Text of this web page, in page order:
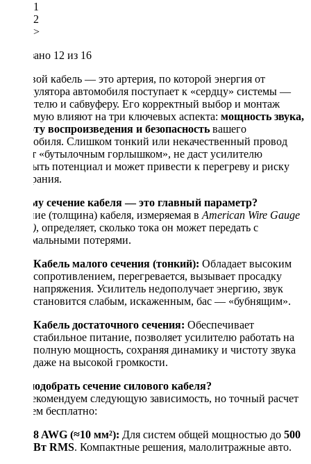
1
2
>
Показано 12 из 16
Силовой кабель — это артерия, по которой энергия от
аккумулятора автомобиля поступает к «сердцу» системы —
усилителю и сабвуферу. Его корректный выбор и монтаж
напрямую влияют на три ключевых аспекта: мощность звука,
чистоту воспроизведения и безопасность вашего
автомобиля. Слишком тонкий или некачественный провод
станет «бутылочным горлышком», не даст усилителю
раскрыть потенциал и может привести к перегреву и риску
возгорания.
Почему сечение кабеля — это главный параметр?
Сечение (толщина) кабеля, измеряемая в American Wire Gauge
(AWG), определяет, сколько тока он может передать с
минимальными потерями.
Кабель малого сечения (тонкий): Обладает высоким
сопротивлением, перегревается, вызывает просадку
напряжения. Усилитель недополучает энергию, звук
становится слабым, искаженным, бас — «бубнящим».
Кабель достаточного сечения: Обеспечивает
стабильное питание, позволяет усилителю работать на
полную мощность, сохраняя динамику и чистоту звука
даже на высокой громкости.
Как подобрать сечение силового кабеля?
Мы рекомендуем следующую зависимость, но точный расчет
сделаем бесплатно:
8 AWG (≈10 мм²): Для систем общей мощностью до 500
Вт RMS. Компактные решения, малолитражные авто.